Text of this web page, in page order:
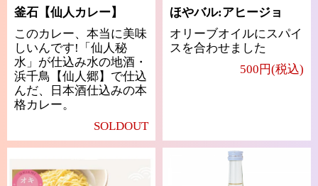
釜石【仙人カレー】
このカレー、本当に美味
しいんです!「仙人秘
水」が仕込み水の地酒・
浜千鳥【仙人郷】で仕込
んだ、日本酒仕込みの本
格カレー。
SOLDOUT
ほやバル:アヒージョ
オリーブオイルにスパイ
スを合わせました
500円(税込)